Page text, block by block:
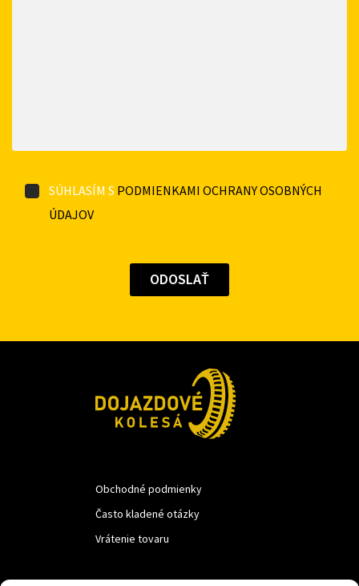
SÚHLASÍM S PODMIENKAMI OCHRANY OSOBNÝCH
ÚDAJOV
Obchodné podmienky
Často kladené otázky
Vrátenie tovaru